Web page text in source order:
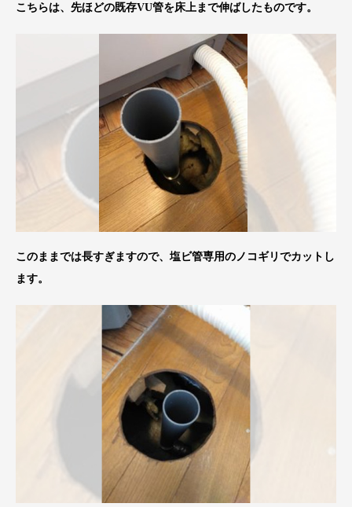
こちらは、先ほどの既存VU管を床上まで伸ばしたものです。
このままでは長すぎますので、塩ビ管専用のノコギリでカットし
ます。